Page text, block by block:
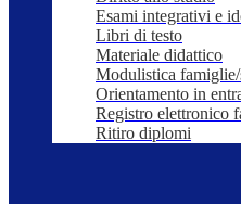
Esami integrativi e
Libri di testo
Materiale didattico
Modulistica famiglie/
Orientamento in
Registro elettronico
Ritiro diplomi